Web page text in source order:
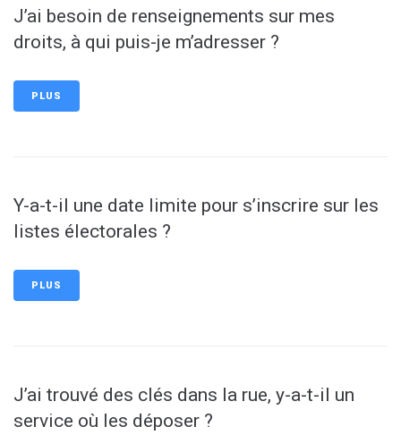
J’ai besoin de renseignements sur mes
droits, à qui puis-je m’adresser ?
PLUS
Y-a-t-il une date limite pour s’inscrire sur les
listes électorales ?
PLUS
J’ai trouvé des clés dans la rue, y-a-t-il un
service où les déposer ?